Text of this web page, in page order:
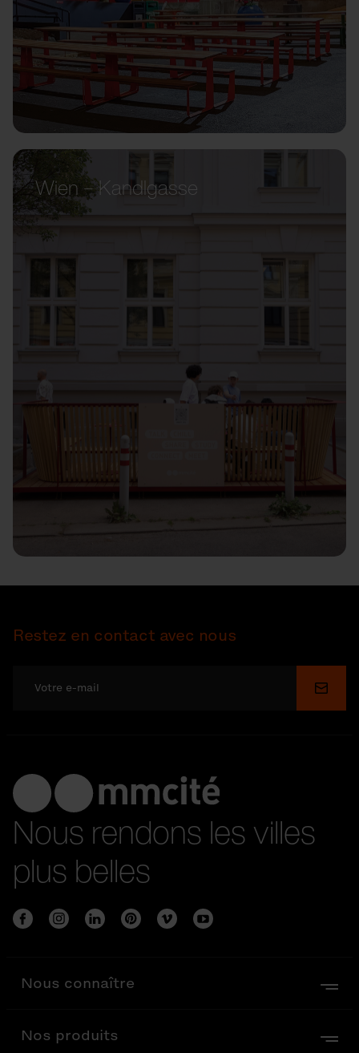
Wien – Kandlgasse
Restez en contact avec nous
Nous rendons les villes
plus belles
Nous connaître
Nos produits